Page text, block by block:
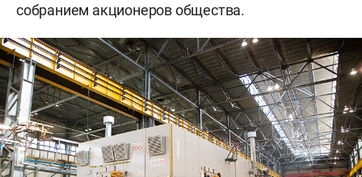
собранием акционеров общества.